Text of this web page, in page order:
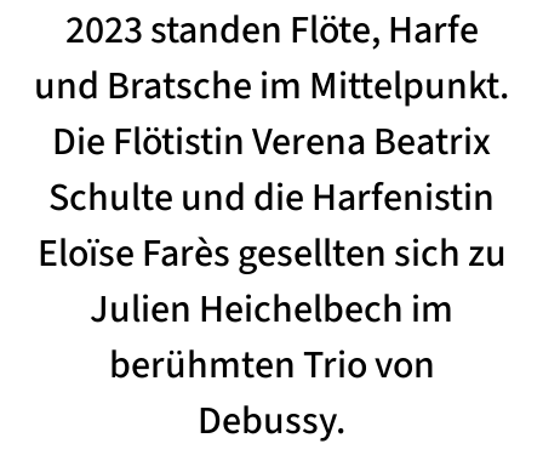
2023 standen Flöte, Harfe
und Bratsche im Mittelpunkt.
Die Flötistin Verena Beatrix
Schulte und die Harfenistin
Eloïse Farès gesellten sich zu
Julien Heichelbech im
berühmten Trio von
Debussy.